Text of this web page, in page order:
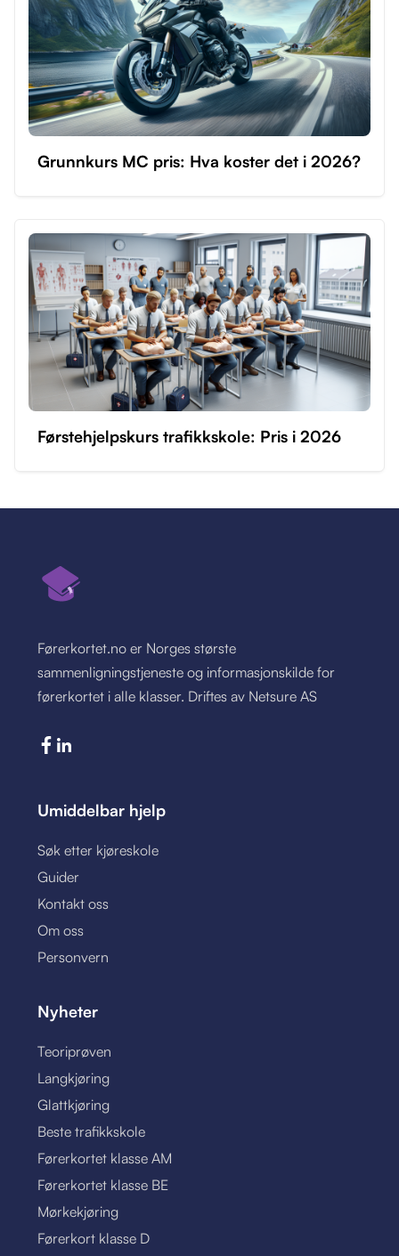
Grunnkurs MC pris: Hva koster det i 2026?
Førstehjelpskurs trafikkskole: Pris i 2026
Førerkortet.no er Norges største
sammenligningstjeneste og informasjonskilde for
førerkortet i alle klasser. Driftes av Netsure AS
Umiddelbar hjelp
Søk etter kjøreskole
Guider
Kontakt oss
Om oss
Personvern
Nyheter
Teoriprøven
Langkjøring
Glattkjøring
Beste trafikkskole
Førerkortet klasse AM
Førerkortet klasse BE
Mørkekjøring
Førerkort klasse D